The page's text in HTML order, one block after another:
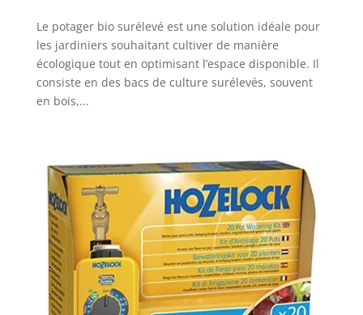
Le potager bio surélevé est une solution idéale pour
les jardiniers souhaitant cultiver de manière
écologique tout en optimisant l’espace disponible. Il
consiste en des bacs de culture surélevés, souvent
en bois,...